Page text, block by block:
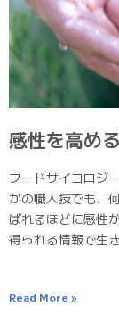
感性を高め
フードサイコロジ
かの職人技でも、
ばれるほどに感性
得られる情報で生
Read More »